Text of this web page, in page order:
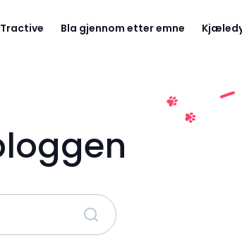
Bla gjennom etter emne